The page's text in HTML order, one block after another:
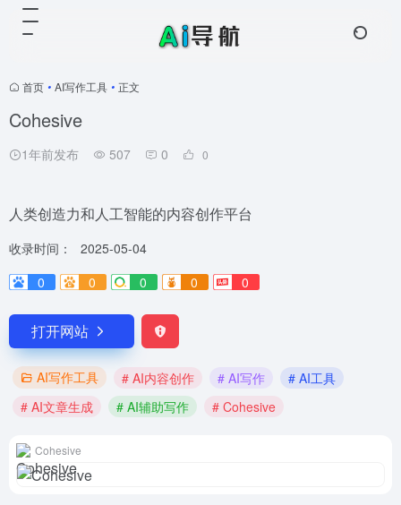
首页 • AI写作工具 • 正文
Cohesive
1年前发布 507 0 0
人类创造力和人工智能的内容创作平台
收录时间：
2025-05-04
0
0 0 0 0
打开网站
AI写作工具 # AI内容创作 # AI写作
# AI工具
# AI文章生成
# AI辅助写作 # Cohesive
Cohesive